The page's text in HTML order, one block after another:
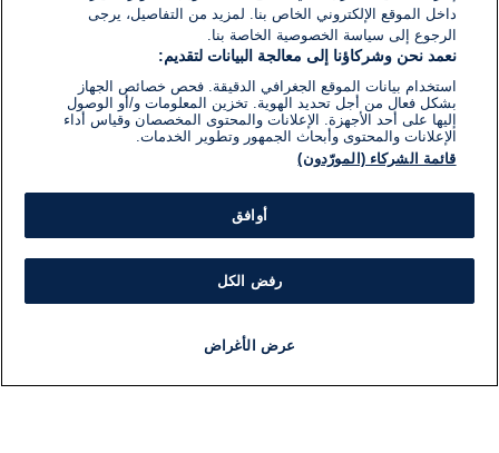
داخل الموقع الإلكتروني الخاص بنا. لمزيد من التفاصيل، يرجى
الرجوع إلى سياسة الخصوصية الخاصة بنا.
نعمد نحن وشركاؤنا إلى معالجة البيانات لتقديم:
استخدام بيانات الموقع الجغرافي الدقيقة. فحص خصائص الجهاز
بشكل فعال من أجل تحديد الهوية. تخزين المعلومات و/أو الوصول
إليها على أحد الأجهزة. الإعلانات والمحتوى المخصصان وقياس أداء
الإعلانات والمحتوى وأبحاث الجمهور وتطوير الخدمات.
قائمة الشركاء (المورّدون)
أوافق
رفض الكل
عرض الأغراض